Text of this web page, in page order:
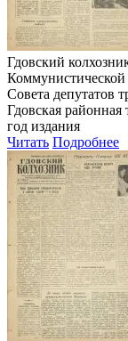
Гдовский
Совета депутатов
Гдовская
год издания
Читать Подробнее